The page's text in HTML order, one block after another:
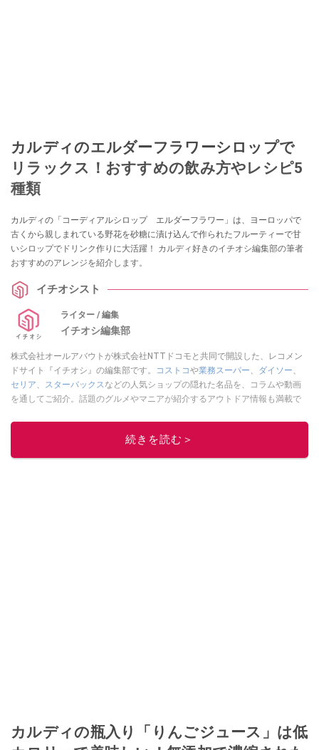
カルディのエルダーフラワーシロップで
リラックス！おすすめの飲み方やレシピ5
種類
カルディの「コーディアルシロップ エルダーフラワー」は、ヨーロッパで
古くから親しまれている野花を砂糖に漬け込んで作られたフルーティーで甘
いシロップでドリンク作りに大活躍！ カルディ好きのイチオシ編集部の筆者
おすすめのアレンジを紹介します。
イチオシスト
ライター / 編集
イチオシ編集部
株式会社オールアバウトが株式会社NTTドコモと共同で開設した、レコメン
ドサイト『イチオシ』の編集部です。
コストコや業務スーパー ダイソー
セリア
スターバックス などの人気ショップの隠れた名品を、コラムや動画
を通してご紹介。話題のグルメやマニアが紹介するアウトドア情報も満載で
レビューしています。毎日トレンド情報をお届けしているので、ぜひ
してください！続きを読む＞
カルディの瓶入り「りんごジュース」は低